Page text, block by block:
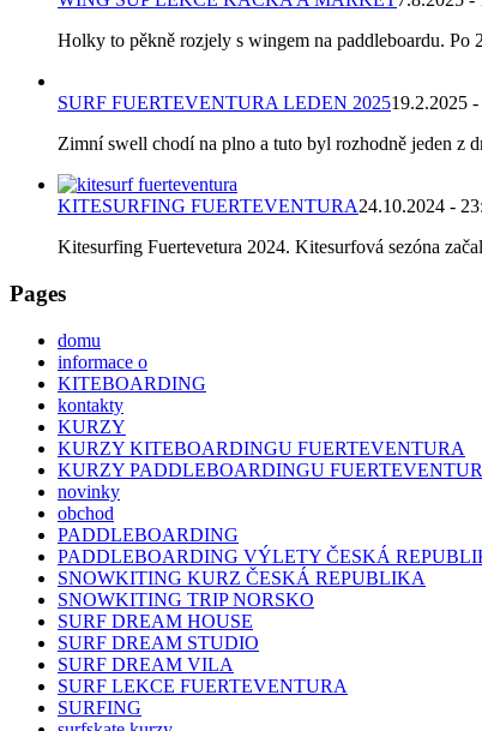
Holky to pěkně rozjely s wingem na paddleboardu. Po
SURF FUERTEVENTURA LEDEN 202519.2.2025
Zimní swell chodí na plno a tuto byl rozhodně jeden z
KITESURFING FUERTEVENTURA24.10.2024 -
Kitesurfing Fuertevetura 2024. Kitesurfová sezóna
Pages
domu
informace o
KITEBOARDING
kontakty
KURZY
KURZY KITEBOARDINGU FUERTEVENTURA
KURZY PADDLEBOARDINGU
novinky
obchod
PADDLEBOARDING
PADDLEBOARDING VÝLETY ČESKÁ
SNOWKITING KURZ ČESKÁ REPUBLIKA
SNOWKITING TRIP NORSKO
SURF DREAM HOUSE
SURF DREAM STUDIO
SURF DREAM VILA
SURF LEKCE FUERTEVENTURA
SURFING